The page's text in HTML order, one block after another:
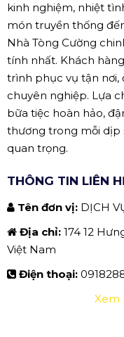
kinh nghiệm, nhiệt
món truyền thống
Nhà Tòng Cường
tính nhất. Khách
trình phục vụ tận nơi,
chuyên nghiệp. Lựa
bữa tiệc hoàn hảo,
thương trong mỗi dịp
quan trọng.
THÔNG TIN LIÊN
Tên đơn vị: DỊCH
Địa chỉ: 174 12
Việt Nam
Điện thoại:
Xem